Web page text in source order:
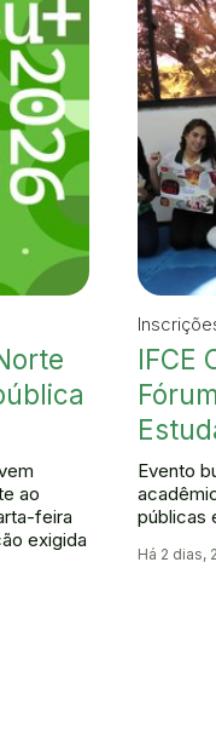
ao
feira
exigida
IFCE
Evento
públicas
Há 2 dias,